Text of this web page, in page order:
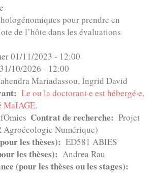
pour prendre en
de l’hôte dans les évaluations
01/11/2023 - 12:00
10/2026 - 12:00
Mariadassou, Ingrid David
Le ou la doctorant·e est hébergé·e,
MaIAGE.
Contrat de recherche
Projet
Agroécologie Numérique)
les thèses) ED581 ABIES
les thèses) Andrea Rau
(pour les thèses ou les stages)